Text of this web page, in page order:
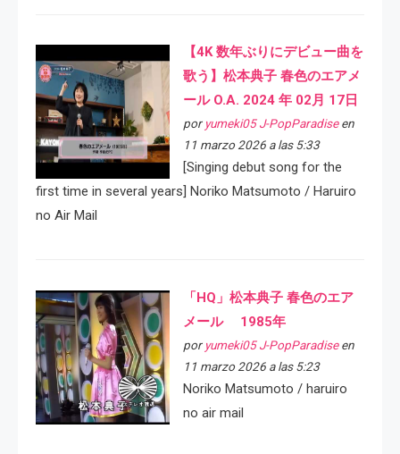
【4K 数年ぶりにデビュー曲を
歌う】松本典子 春色のエアメ
ール O.A. 2024 年 02月 17日
por yumeki05 J-PopParadiseen
11 marzo 2026 a las 5:33
[Singing debut song for the
first time in several years] Noriko Matsumoto / Haruiro
no Air Mail
「HQ」松本典子 春色のエア
メール 1985年
por yumeki05 J-PopParadiseen
11 marzo 2026 a las 5:23
Noriko Matsumoto / haruiro
no air mail